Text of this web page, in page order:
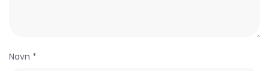
Navn *